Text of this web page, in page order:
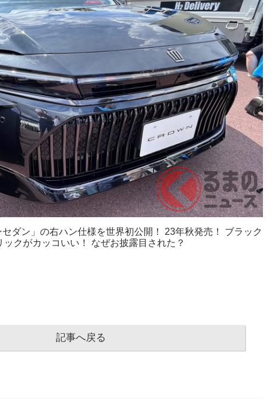
セダン」の右ハン仕様を世界初公開！ 23年秋発売！ ブラック
ックがカッコいい！ なぜお披露目された？
記事へ戻る